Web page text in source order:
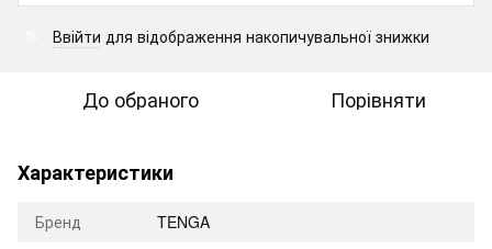
Ввійти для відображення накопичувальної знижки
До обраного Порівняти
Характеристики
Бренд
TENGA